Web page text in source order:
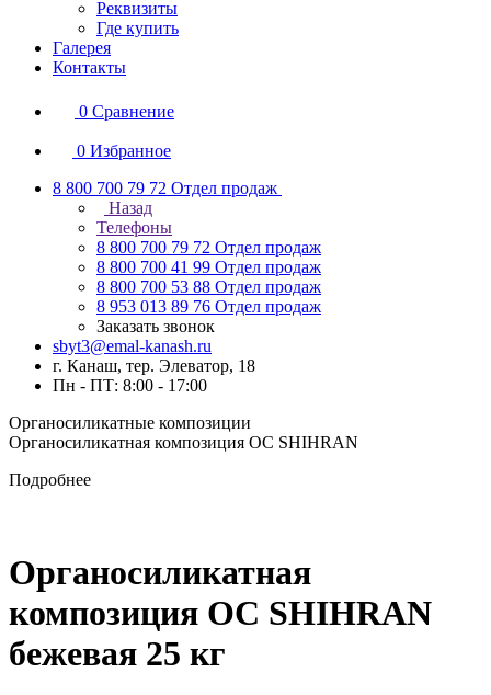
Реквизиты
Где купить
Галерея
Контакты
0 Сравнение
0 Избранное
8 800 700 79 72 Отдел продаж
Назад
Телефоны
8 800 700 79 72 Отдел продаж
8 800 700 41 99 Отдел продаж
8 800 700 53 88 Отдел продаж
8 953 013 89 76 Отдел продаж
Заказать звонок
sbyt3@emal-kanash.ru
г. Канаш, тер. Элеватор, 18
Пн - ПТ: 8:00 - 17:00
Органосиликатные композиции
Органосиликатная композиция ОС SHIHRAN
Подробнее
Органосиликатная
композиция ОС SHIHRAN
бежевая 25 кг